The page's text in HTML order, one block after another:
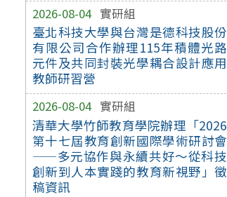
2026-08-04 實研組
臺北科技大學與台灣是德科技股份
有限公司合作辦理115年積體光路
元件及共同封裝光學耦合設計應用
教師研習營
2026-08-04 實研組
清華大學竹師教育學院辦理「2026
第十七屆教育創新國際學術研討會
——多元協作與永續共好～從科技
創新到人本實踐的教育新視野」徵
稿資訊